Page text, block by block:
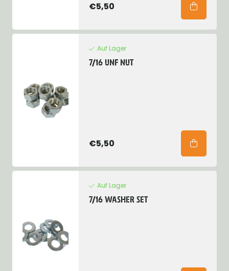
€5,50
Auf Lager
7/16 UNF NUT
€5,50
Auf Lager
7/16 WASHER SET